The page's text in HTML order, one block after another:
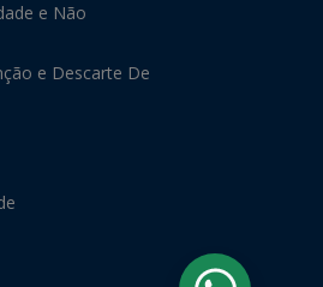
e Não
e Descarte De